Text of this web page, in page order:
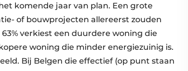
komende jaar van plan. Een grote
of bouwprojecten allereerst zouden
verkiest een duurdere woning die
woning die minder energiezuinig is.
Bij Belgen die effectief (op punt staan